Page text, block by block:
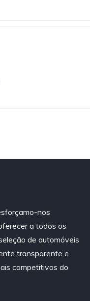
nos
a todos os
de automóveis
transparente e
competitivos do